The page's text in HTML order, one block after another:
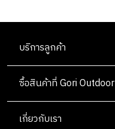
บริการลูกค้า
ซื้อสินค้าที่ Gori Outdoor
เกี่ยวกับเรา